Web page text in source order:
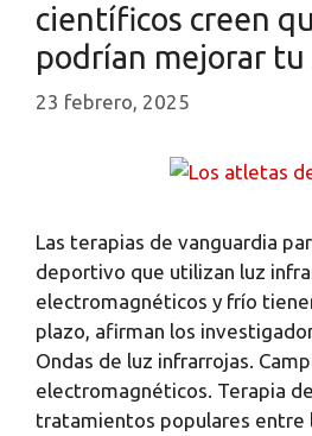
científicos creen
podrían mejorar tu
23 febrero, 2025
Las terapias de vanguardia
deportivo que utilizan luz
electromagnéticos y frío
plazo, afirman los
Ondas de luz infrarrojas.
electromagnéticos. Terapia
tratamientos populares entre